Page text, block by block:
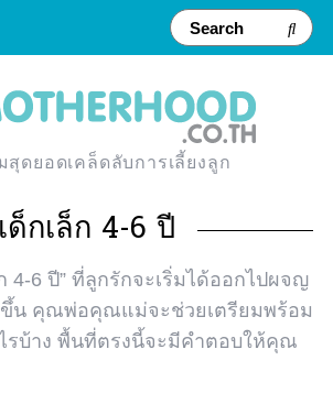
สุดยอดเคล็ดลับการเลี้ยงลูก
เด็กเล็ก 4-6 ปี
4-6 ปี” ที่ลูกรักจะเริ่มได้ออกไปผจญ
ขึ้น คุณพ่อคุณแม่จะช่วยเตรียมพร้อม
รบ้าง พื้นที่ตรงนี้จะมีคำตอบให้คุณ